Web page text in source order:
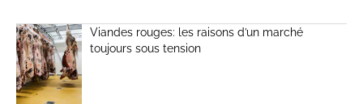
Viandes rouges: les raisons d’un marché
toujours sous tension